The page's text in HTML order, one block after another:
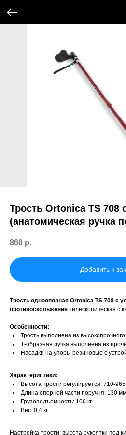
Трость Ortonica TS 708
(анатомическая ручка
860 р.
Добавить к
Трость одноопорная Ortonica TS 708 с
противоскольжения телескопическая с
Особенности:
Трость выполнена из
Т-образная ручка выполнена из
Насадки на упоры резиновые с
Характеристики:
Высота трости регулируется: 710-
Длина опорной части поручня: 130 мм
Грузоподъемность: 100 кг
Вес: 0,4 кг
Настройка трости: высота рукоятки под